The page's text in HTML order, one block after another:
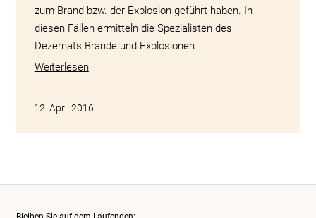
zum Brand bzw. der Explosion geführt haben. In
diesen Fällen ermitteln die Spezialisten des
Dezernats Brände und Explosionen.
Weiterlesen
12. April 2016